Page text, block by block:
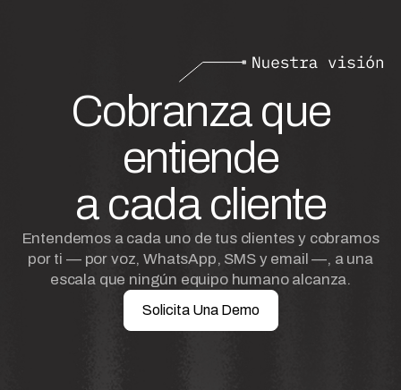
Cobranza que
entiende
a cada cliente
Entendemos a cada uno de tus clientes y cobramos
por ti — por voz, WhatsApp, SMS y email —, a una
escala que ningún equipo humano alcanza.
Solicita Una Demo